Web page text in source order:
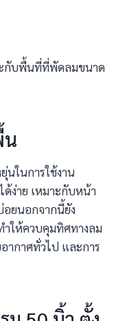
กับพื้นที่ที่พัดลมขนาด
น
นในการใช้งาน
ด้ง่าย เหมาะกับหน้า
อยนอกจากนี้ยัง
ำให้ควบคุมทิศทางลม
ากาศทั่วไป และการ